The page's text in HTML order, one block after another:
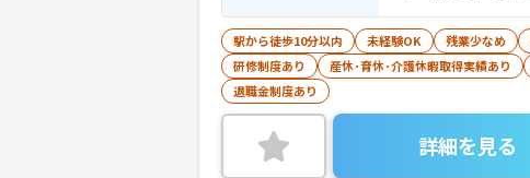
駅から徒歩10分以内 未経験OK 残業少なめ
研修制度あり
産休･育休･介護休暇取得実績あり
退職金制度あり
詳細を見る